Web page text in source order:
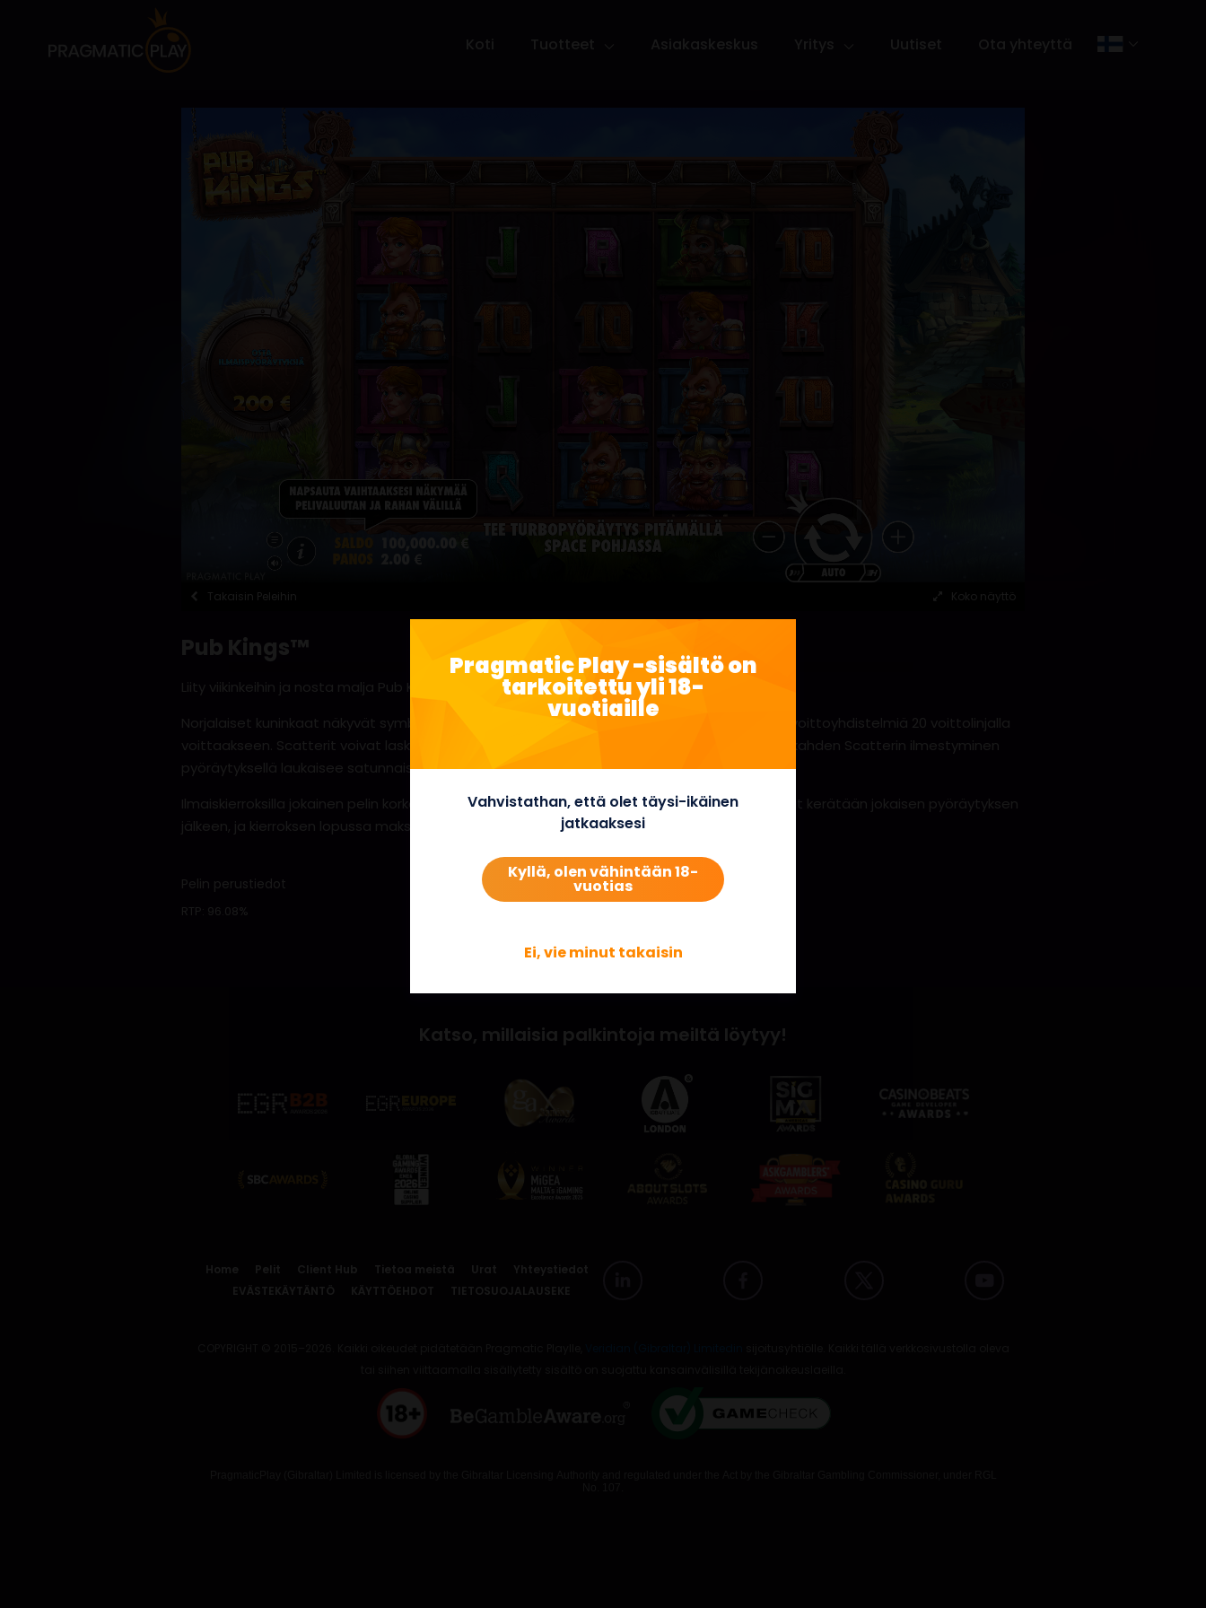
Takaisin Peleihin Koko näyttö
Pub Kings™
Liity viikinkeihin ja nosta malja Pub Kings™ -pelissä.
Norjalaiset kuninkaat näkyvät symboleina tässä 5×4-kolikkopelissä, ja pelaajien on tehtävä voittoyhdistelmiä 20 voittolinjalla
voittaakseen. Scatterit voivat laskeutua ensimmäiselle, kolmannelle ja viidennelle kelalle, ja kahden Scatterin ilmestyminen
pyöräytyksellä laukaisee satunnaisen palkinnon jopa 5 000x asti!
Ilmaiskierroksilla jokainen pelin korkeapalkkainen symboli liitetään kelaan. Kaikki nämä symbolit kerätään jokaisen pyöräytyksen
jälkeen, ja kierroksen lopussa maksetaan jännittäviä rahapalkintoja!
Pelin perustiedot
RTP: 96.08%
Katso, millaisia palkintoja meiltä löytyy!
Home Pelit Client Hub Tietoa meistä Urat
Yhteystiedot
EVÄSTEKÄYTÄNTÖ
KÄYTTÖEHDOT TIETOSUOJALAUSEKE
Pragmatic Play -sisältö on
tarkoitettu yli 18-
vuotiaille
Vahvistathan, että olet täysi-ikäinen
jatkaaksesi
Kyllä, olen vähintään 18-
vuotias
Ei, vie minut takaisin